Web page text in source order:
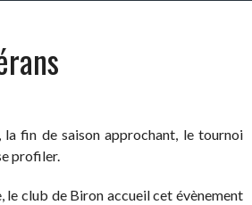
la fin de saison approchant, le tournoi
profiler.
le club de Biron accueil cet évènement